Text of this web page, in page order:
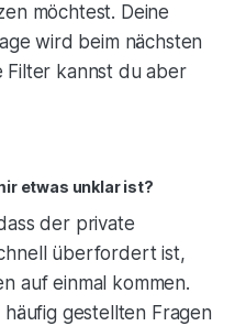
möchtest. Deine
wird beim nächsten
kannst du aber
etwas unklar ist?
der private
überfordert ist,
auf einmal kommen.
gestellten Fragen